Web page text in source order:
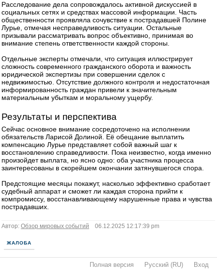
Расследование дела сопровождалось активной дискуссией в
социальных сетях и средствах массовой информации. Часть
общественности проявляла сочувствие к пострадавшей Полине
Лурье, отмечая несправедливость ситуации. Остальные
призывали рассматривать вопрос объективно, принимая во
внимание степень ответственности каждой стороны.
Отдельные эксперты отмечали, что ситуация иллюстрирует
сложность современного гражданского оборота и важность
юридической экспертизы при совершении сделок с
недвижимостью. Отсутствие должного контроля и недостаточная
информированность граждан привели к значительным
материальным убыткам и моральному ущербу.
Результаты и перспектива
Сейчас основное внимание сосредоточено на исполнении
обязательств Ларисой Долиной. Её обещание выплатить
компенсацию Лурье представляет собой важный шаг к
восстановлению справедливости. Пока неизвестно, когда именно
произойдет выплата, но ясно одно: оба участника процесса
заинтересованы в скорейшем окончании затянувшегося спора.
Предстоящие месяцы покажут, насколько эффективно сработает
судебный аппарат и сможет ли каждая сторона прийти к
компромиссу, восстанавливающему нарушенные права и чувства
пострадавших.
Автор: Обзор мировых событий 06.12.2025 12:17:39 pm
ЖАЛОБА
Полная версия Русский (RU) Вход